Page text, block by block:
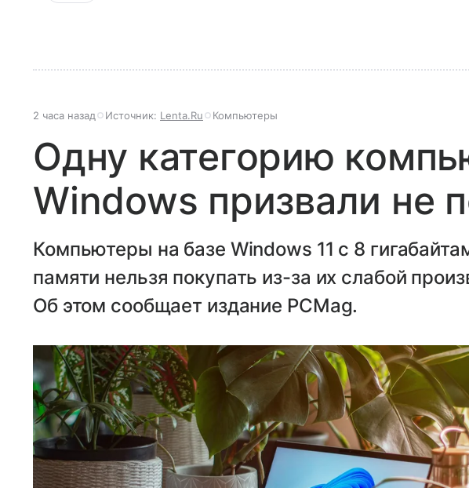
2 часа назад Источник: Lenta.Ru Компьютеры
Одну категорию
Windows призвали не
Компьютеры на базе Windows 11 c 8
памяти нельзя покупать из-за их слабой
Об этом сообщает издание PCMag.